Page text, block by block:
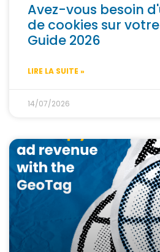
Avez-vous besoin
de cookies sur
Guide 2026
LIRE LA SUITE »
14/07/2026